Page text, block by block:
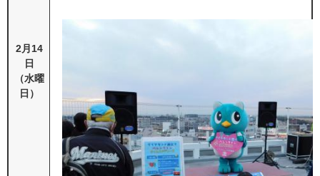
2月14
日
（水曜
日）